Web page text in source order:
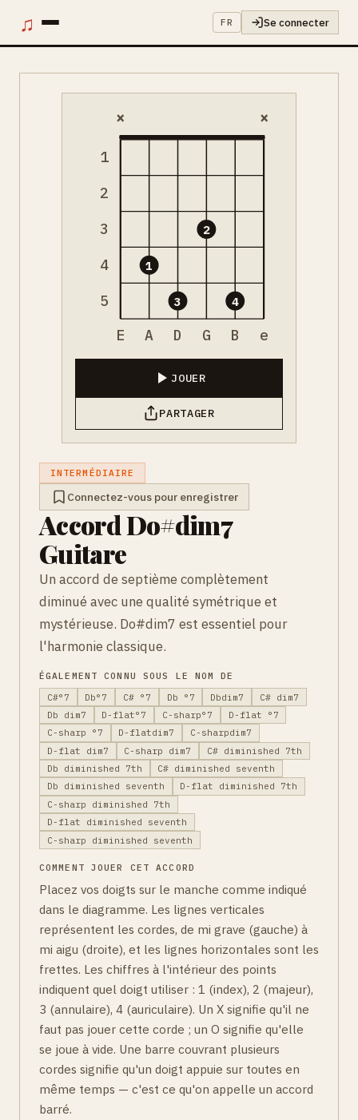
♫ FR Se connecter
1
2
3
4
5
× ×
1
3
2
4
E A D G B e
JOUER
PARTAGER
INTERMÉDIAIRE
Connectez-vous pour enregistrer
Accord Do#dim7
Guitare
Un accord de septième complètement
diminué avec une qualité symétrique et
mystérieuse. Do#dim7 est essentiel pour
l'harmonie classique.
ÉGALEMENT CONNU SOUS LE NOM DE
C#°7
Db°7 C# °7 Db °7 Dbdim7
C# dim7
Db dim7
D-flat°7 C-sharp°7
D-flat °7
C-sharp °7
D-flatdim7
C-sharpdim7
D-flat dim7
C-sharp dim7
C# diminished 7th
Db diminished 7th
C# diminished seventh
Db diminished seventh
D-flat diminished 7th
C-sharp diminished 7th
D-flat diminished seventh
C-sharp diminished seventh
COMMENT JOUER CET ACCORD
Placez vos doigts sur le manche comme indiqué
dans le diagramme. Les lignes verticales
représentent les cordes, de mi grave (gauche) à
mi aigu (droite), et les lignes horizontales sont les
frettes. Les chiffres à l'intérieur des points
indiquent quel doigt utiliser : 1 (index), 2 (majeur),
3 (annulaire), 4 (auriculaire). Un X signifie qu'il ne
faut pas jouer cette corde ; un O signifie qu'elle
se joue à vide. Une barre couvrant plusieurs
cordes signifie qu'un doigt appuie sur toutes en
même temps — c'est ce qu'on appelle un accord
barré.